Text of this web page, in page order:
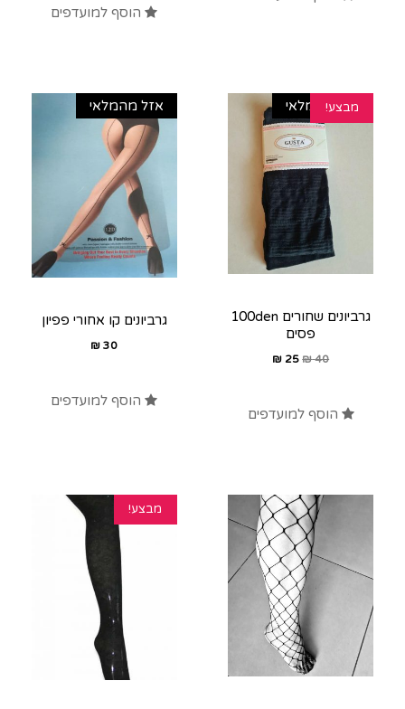
הוסף למועדפים
מבצע!
אזל מהמלאי
גרביונים שחורים 100den
פסים
40
₪
25
₪
הוסף למועדפים
אזל מהמלאי
גרביונים קו אחורי פפיון
30
₪
הוסף למועדפים
מבצע!